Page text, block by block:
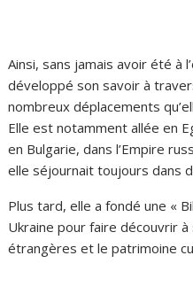
Ainsi, sans jamais avoir été à
développé son savoir à
nombreux déplacements
Elle est notamment allée en
en Bulgarie, dans l’Empire
elle séjournait toujours dans
Plus tard, elle a fondé une «
Ukraine pour faire découvrir
étrangères et le patrimoine